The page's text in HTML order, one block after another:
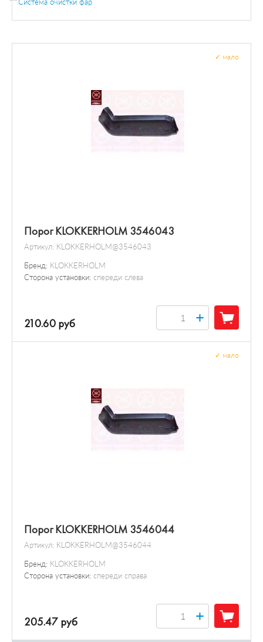
Порог KLOKKERHOLM 3546043
Артикул: KLOKKERHOLM@3546043
Бренд: KLOKKERHOLM
Сторона установки: спереди слева
мало
210.60 руб +
Порог KLOKKERHOLM 3546044
Артикул: KLOKKERHOLM@3546044
Бренд: KLOKKERHOLM
Сторона установки: спереди справа
мало
205.47 руб +
Топливопровод / распределение / соединение
Расходомер воздуха